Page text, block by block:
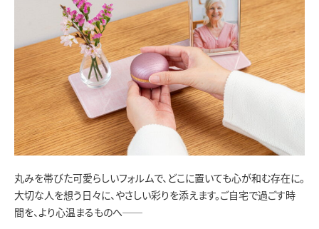
丸みを帯びた可愛らしいフォルムで、どこに置いても心が和む存在に。
大切な人を想う日々に、やさしい彩りを添えます。ご自宅で過ごす時
間を、より心温まるものへ──